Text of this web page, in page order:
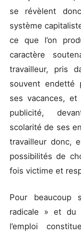
se révèlent
système
ce que l’on
caractère
travailleur, pris
souvent endetté
ses vacances,
publicité,
scolarité de ses
travailleur donc,
possibilités de
fois victime et
Pour beaucoup
radicale » et du
l’emploi